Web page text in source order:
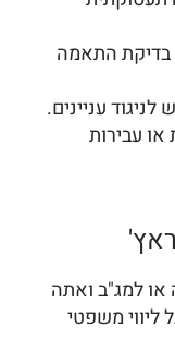
בדיקת התאמה
עניינים.
או עבירות
למג"ב ואתה
ליווי משפטי